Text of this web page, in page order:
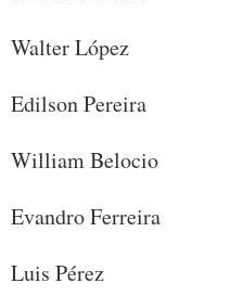
Walter López
Edilson Pereira
William Belocio
Evandro Ferreira
Luis Pérez